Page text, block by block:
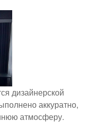
дизайнерской
аккуратно,
атмосферу.